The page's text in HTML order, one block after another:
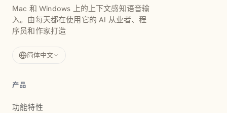
Mac 和 Windows 上的上下文感知语音输
入。由每天都在使用它的 AI 从业者、程
序员和作家打造
简体中文
产品
功能特性